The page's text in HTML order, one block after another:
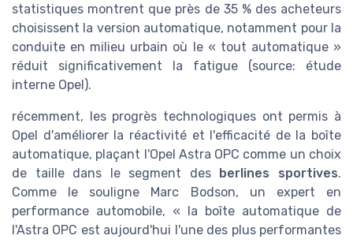
statistiques montrent que près de 35 % des acheteurs
choisissent la version automatique, notamment pour la
conduite en milieu urbain où le « tout automatique »
réduit significativement la fatigue (source: étude
interne Opel).
récemment, les progrès technologiques ont permis à
Opel d'améliorer la réactivité et l'efficacité de la boîte
automatique, plaçant l'Opel Astra OPC comme un choix
de taille dans le segment des berlines sportives.
Comme le souligne Marc Bodson, un expert en
performance automobile, « la boîte automatique de
l'Astra OPC est aujourd'hui l'une des plus performantes